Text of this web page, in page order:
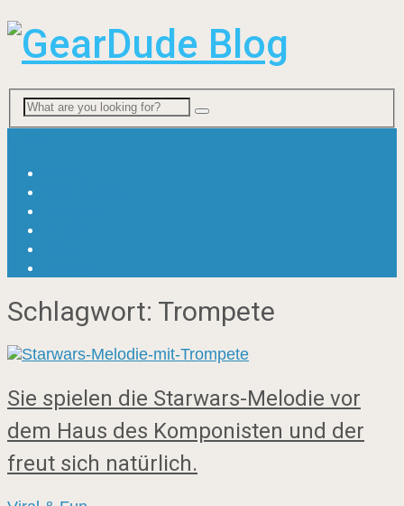
Schlagwort: Trompete
Sie spielen die Starwars-Melodie vor
dem Haus des Komponisten und der
freut sich natürlich.